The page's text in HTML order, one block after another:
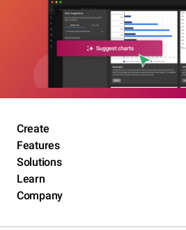
Create
Features
Solutions
Learn
Company